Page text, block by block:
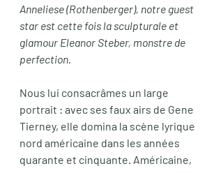
Anneliese (Rothenberger), notre guest
star est cette fois la sculpturale et
glamour Eleanor Steber, monstre de
perfection.
Nous lui consacrâmes un large
portrait : avec ses faux airs de Gene
Tierney, elle domina la scène lyrique
nord américaine dans les années
quarante et cinquante. Américaine,